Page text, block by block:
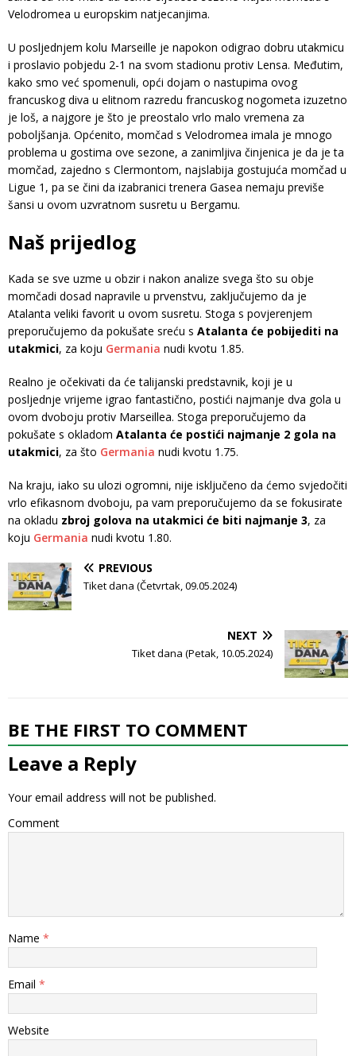
Velodromea u europskim natjecanjima.
U posljednjem kolu Marseille je napokon odigrao dobru utakmicu
i proslavio pobjedu 2-1 na svom stadionu protiv Lensa. Međutim,
kako smo već spomenuli, opći dojam o nastupima ovog
francuskog diva u elitnom razredu francuskog nogometa izuzetno
je loš, a najgore je što je preostalo vrlo malo vremena za
poboljšanja. Općenito, momčad s Velodromea imala je mnogo
problema u gostima ove sezone, a zanimljiva činjenica je da je ta
momčad, zajedno s Clermontom, najslabija gostujuća momčad u
Ligue 1, pa se čini da izabranici trenera Gasea nemaju previše
šansi u ovom uzvratnom susretu u Bergamu.
Naš prijedlog
Kada se sve uzme u obzir i nakon analize svega što su obje
momčadi dosad napravile u prvenstvu, zaključujemo da je
Atalanta veliki favorit u ovom susretu. Stoga s povjerenjem
preporučujemo da pokušate sreću s Atalanta će pobijediti na
utakmici, za koju Germania nudi kvotu 1.85.
Realno je očekivati da će talijanski predstavnik, koji je u
posljednje vrijeme igrao fantastično, postići najmanje dva gola u
ovom dvoboju protiv Marseillea. Stoga preporučujemo da
pokušate s okladom Atalanta će postići najmanje 2 gola na
utakmici, za što Germania nudi kvotu 1.75.
Na kraju, iako su ulozi ogromni, nije isključeno da ćemo svjedočiti
vrlo efikasnom dvoboju, pa vam preporučujemo da se fokusirate
na okladu zbroj golova na utakmici će biti najmanje 3, za
koju Germania nudi kvotu 1.80.
PREVIOUS
Tiket dana (Četvrtak, 09.05.2024)
NEXT
Tiket dana (Petak, 10.05.2024)
BE THE FIRST TO COMMENT
Leave a Reply
Your email address will not be published.
Comment
Name *
Email *
Website